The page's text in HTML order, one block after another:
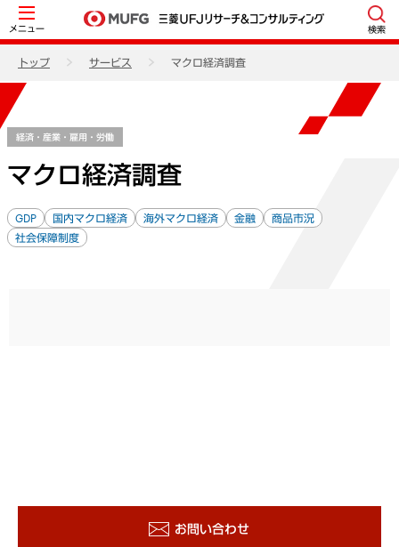
メニュー 検索
トップ サービス マクロ経済調査
経済・産業・雇用・労働
マクロ経済調査
GDP 国内マクロ経済 海外マクロ経済 金融
商品市況
社会保障制度
お問い合わせ